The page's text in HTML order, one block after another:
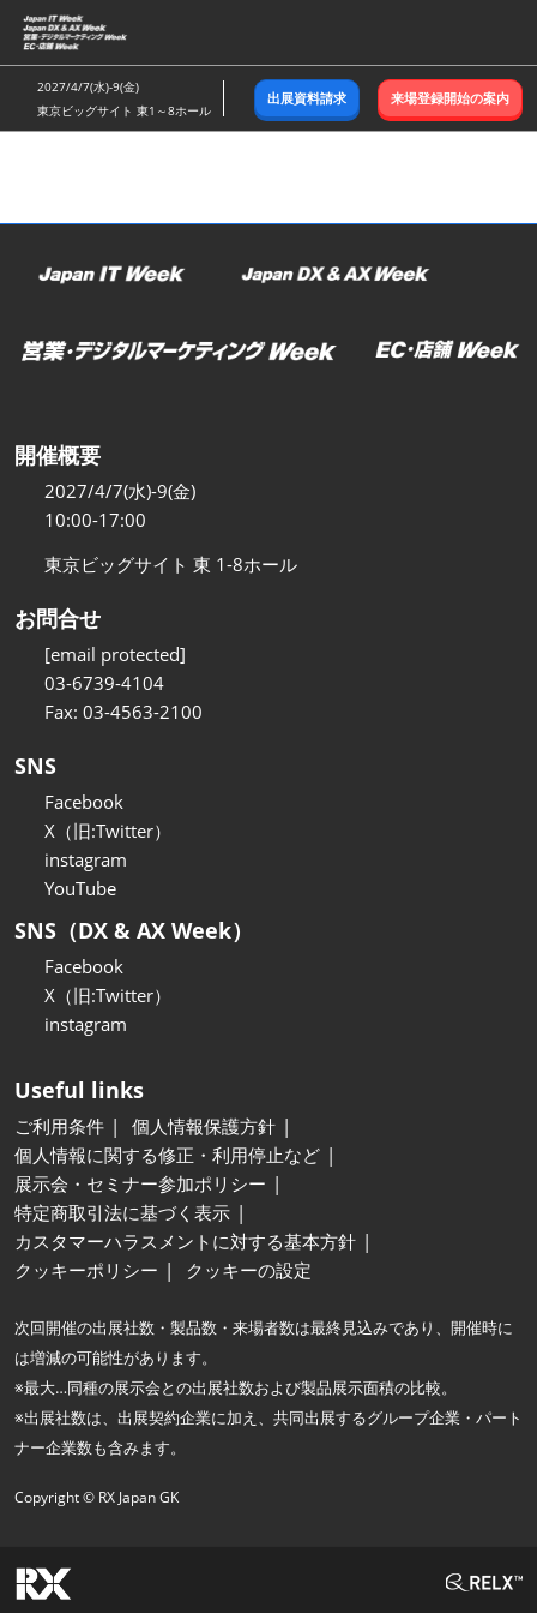
ス
キ
ッ
し
む
2027/4/7(水)-9(金)
東京ビッグサイト 東1～8ホール
出展資料請求 来場登録開始の案内
開催概要
2027/4/7(水)-9(金)
10:00-17:00
東京ビッグサイト 東 1-8ホール
お問合せ
[email protected]
03-6739-4104
Fax: 03-4563-2100
SNS
Facebook
X（旧:Twitter）
instagram
YouTube
SNS（DX & AX Week）
Facebook
X（旧:Twitter）
instagram
Useful links
ご利用条件
個人情報保護方針
個人情報に関する修正・利用停止など
展示会・セミナー参加ポリシー
特定商取引法に基づく表示
カスタマーハラスメントに対する基本方針
クッキーポリシー
クッキーの設定
次回開催の出展社数・製品数・来場者数は最終見込みであり、開催時に
は増減の可能性があります。
※最大…同種の展示会との出展社数および製品展示面積の比較。
※出展社数は、出展契約企業に加え、共同出展するグループ企業・パート
ナー企業数も含みます。
Copyright © RX Japan GK